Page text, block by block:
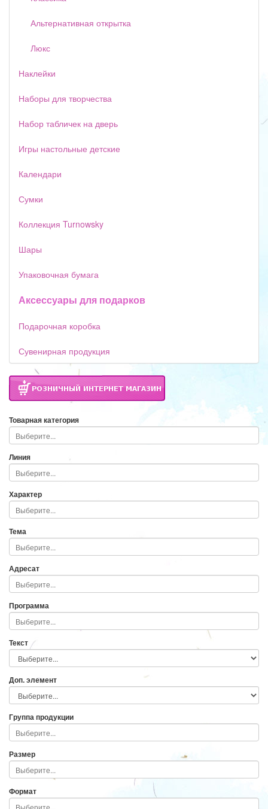
Альтернативная открытка
Люкс
Наклейки
Наборы для творчества
Набор табличек на дверь
Игры настольные детские
Календари
Сумки
Коллекция Turnowsky
Шары
Упаковочная бумага
Аксессуары для подарков
Подарочная коробка
Сувенирная продукция
Товарная категория
Линия
Характер
Тема
Адресат
Программа
Текст
Доп. элемент
Группа продукции
Размер
Формат